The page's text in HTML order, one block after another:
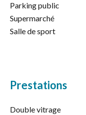
Parking public
Supermarché
Salle de sport
Prestations
Double vitrage